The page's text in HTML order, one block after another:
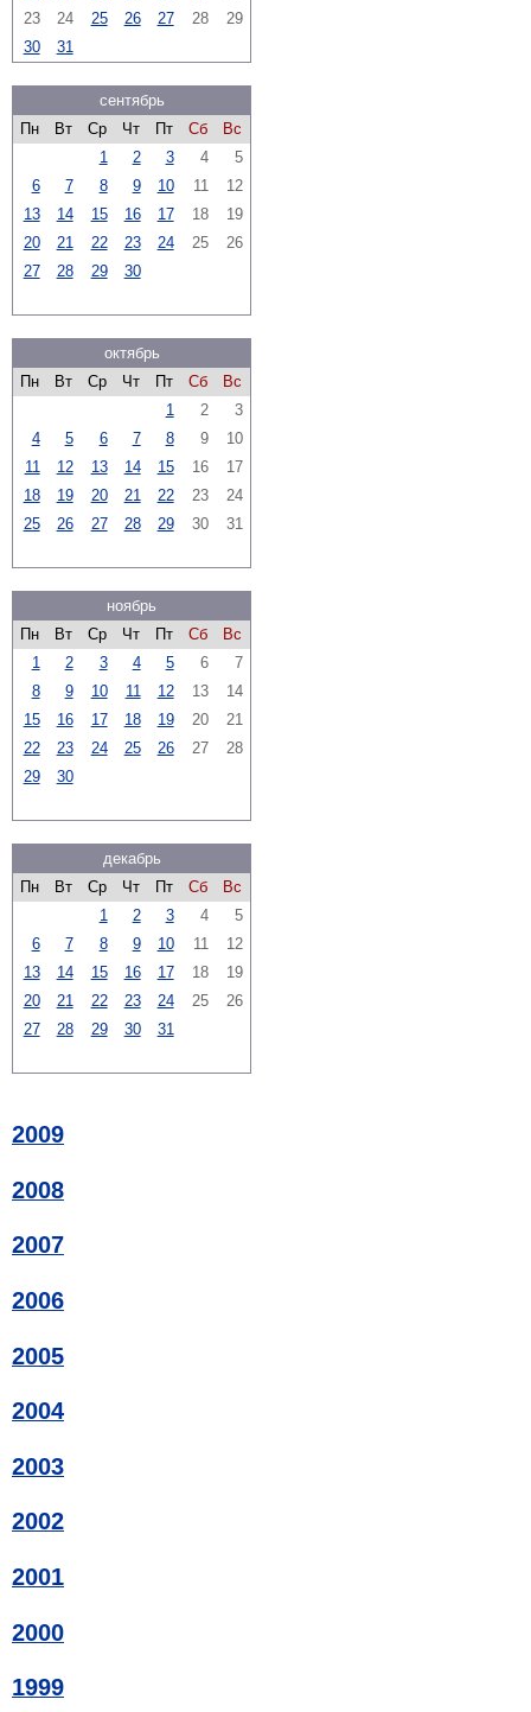
23
24 25 26 27 28
29
30
31
сентябрь
Пн
Вт Ср Чт Пт Сб
Вс
1
2 3 4
5
6
7 8 9 10 11
12
13
14 15 16 17 18
19
20
21 22 23 24 25
26
27
28 29 30
октябрь
Пн
Вт Ср Чт Пт Сб
Вс
1
2
3
4
5 6 7 8 9
10
11
12 13 14 15 16
17
18
19 20 21 22 23
24
25
26 27 28 29 30 31
ноябрь
Пн
Вт Ср Чт Пт Сб
Вс
1
2 3 4 5 6
7
8
9 10 11 12 13
14
15
16 17 18 19 20
21
22
23 24 25 26 27
28
29
30
декабрь
Пн
Вт Ср Чт Пт Сб
Вс
1
2 3 4
5
6
7 8 9 10 11
12
13
14 15 16 17 18
19
20
21 22 23 24 25
26
27
28 29 30 31
2009
2008
2007
2006
2005
2004
2003
2002
2001
2000
1999